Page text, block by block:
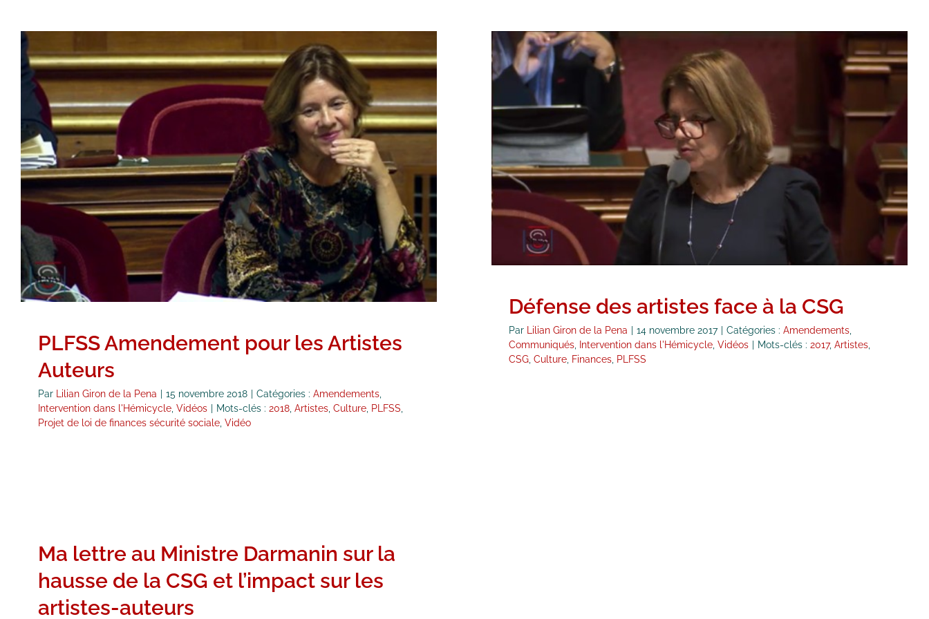
PLFSS Amendement pour les Artistes Auteurs
Amendements Intervention dans l'Hémicycle Vidéos
PLFSS Amendement pour les Artistes
Auteurs
Par Lilian Giron de la Pena 15 novembre 2018 Catégories : Amendements
Intervention dans l'Hémicycle Vidéos Mots-clés : 2018 Artistes Culture PLFSS
Projet de loi de finances sécurité sociale Vidéo
Défense des artistes face à la CSG
Amendements Communiqués Intervention dans l'Hémicycle
Défense des artistes face à la CSG
Par Lilian Giron de la Pena 14 novembre 2017 Catégories : Amendements
Communiqués
Intervention dans l'Hémicycle Vidéos Mots-clés : 2017, Artistes
CSG Culture Finances PLFSS
Ma lettre au Ministre Darmanin sur la
hausse de la CSG et l’impact sur les
artistes-auteurs